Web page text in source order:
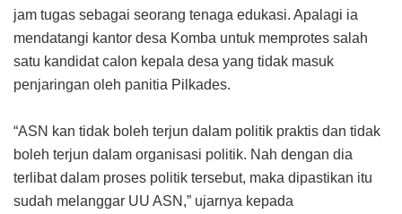
jam tugas sebagai seorang tenaga edukasi. Apalagi ia
mendatangi kantor desa Komba untuk memprotes salah
satu kandidat calon kepala desa yang tidak masuk
penjaringan oleh panitia Pilkades.
“ASN kan tidak boleh terjun dalam politik praktis dan tidak
boleh terjun dalam organisasi politik. Nah dengan dia
terlibat dalam proses politik tersebut, maka dipastikan itu
sudah melanggar UU ASN,” ujarnya kepada